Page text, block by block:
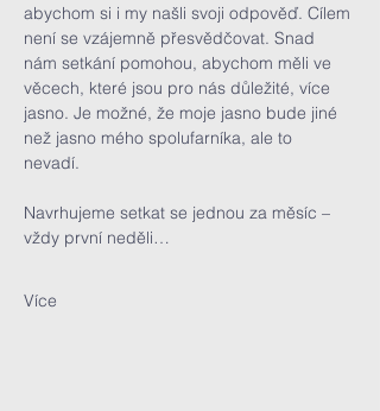
abychom si i my našli svoji odpověď. Cílem
není se vzájemně přesvědčovat. Snad
nám setkání pomohou, abychom měli ve
věcech, které jsou pro nás důležité, více
jasno. Je možné, že moje jasno bude jiné
než jasno mého spolufarníka, ale to
nevadí.
Navrhujeme setkat se jednou za měsíc –
vždy první neděli…
Více